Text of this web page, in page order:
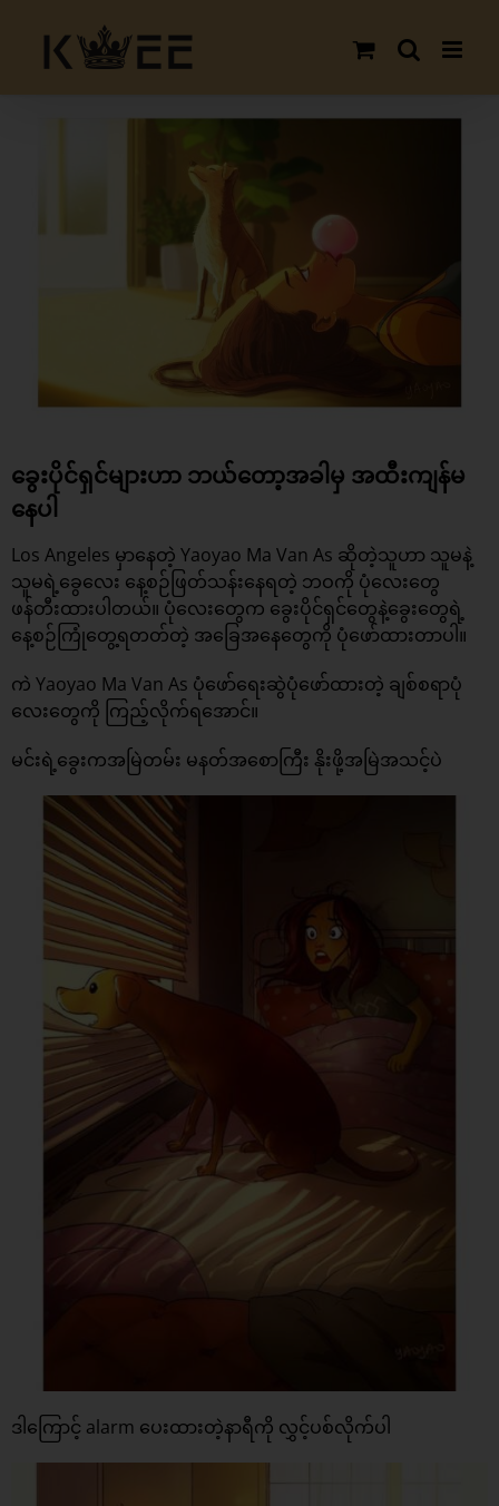
content
ခွေးပိုင်ရှင်များဟာ ဘယ်တော့အခါမှ အထီးကျန်မ
နေပါ
Los Angeles မှာနေတဲ့ Yaoyao Ma Van As ဆိုတဲ့သူဟာ သူမနဲ့
သူမရဲ့ခွေလေး နေ့စဉ်ဖြတ်သန်းနေရတဲ့ ဘဝကို ပုံလေးတွေ
ဖန်တီးထားပါတယ်။ ပုံလေးတွေက ခွေးပိုင်ရှင်တွေနဲ့ခွေးတွေရဲ့
နေ့စဉ်ကြုံတွေ့ရတတ်တဲ့ အခြေအနေတွေကို ပုံဖော်ထားတာပါ။
ကဲ Yaoyao Ma Van As ပုံဖော်ရေးဆွဲပုံဖော်ထားတဲ့ ချစ်စရာပုံ
လေးတွေကို ကြည့်လိုက်ရအောင်။
မင်းရဲ့ခွေးကအမြဲတမ်း မနတ်အစောကြီး နိုးဖို့အမြဲအသင့်ပဲ
ဒါကြောင့် alarm ပေးထားတဲ့နာရီကို လွှင့်ပစ်လိုက်ပါ